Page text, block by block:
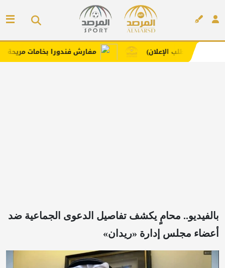
مفارش فندورا بخامات مريحة وعصرية مع الإعلان)
بالفيديو.. محامٍ يكشف تفاصيل الدعوى الجماعية ضد
أعضاء مجلس إدارة «ريدان»